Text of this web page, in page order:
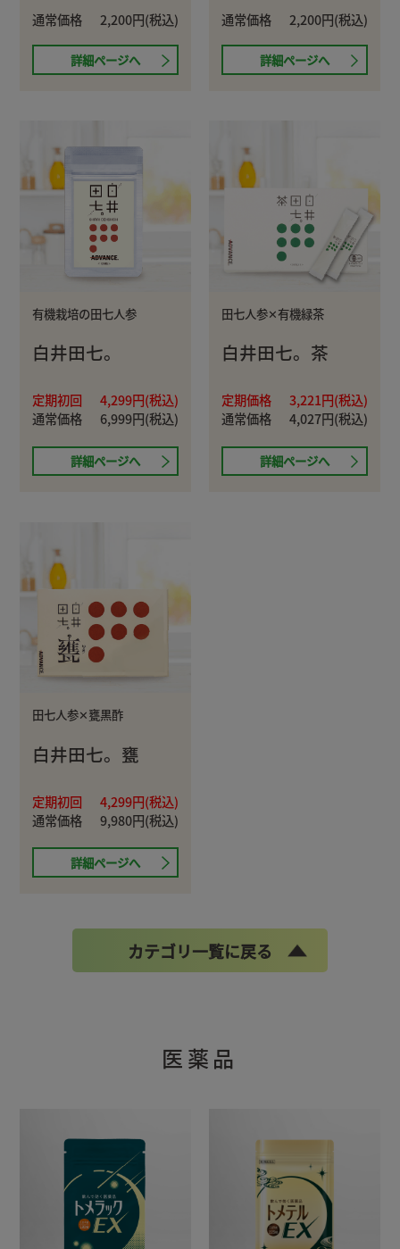
通常価格 2,200円(税込)
詳細ページへ
通常価格 2,200円(税込)
詳細ページへ
有機栽培の田七人参
白井田七。
定期初回
4,299円(税込)
通常価格
6,999円(税込)
詳細ページへ
田七人参✕有機緑茶
白井田七。茶
定期価格
3,221円(税込)
通常価格
4,027円(税込)
詳細ページへ
田七人参✕甕黒酢
白井田七。甕
定期初回
4,299円(税込)
通常価格
9,980円(税込)
詳細ページへ
カテゴリ一覧に戻る
医薬品